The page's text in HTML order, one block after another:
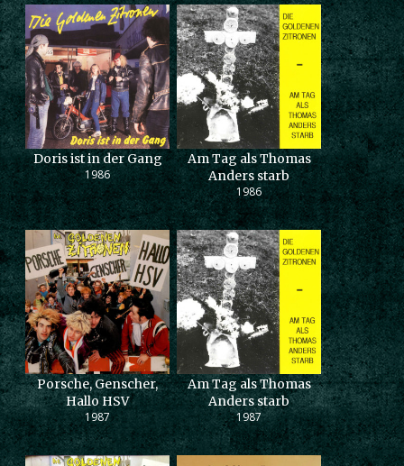
Doris ist in der Gang
1986
Am Tag als Thomas
Anders starb
1986
Porsche, Genscher,
Hallo HSV
1987
Am Tag als Thomas
Anders starb
1987